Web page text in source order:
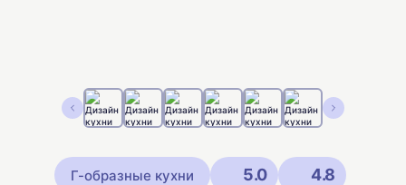
Г-образные кухни 5.0 4.8